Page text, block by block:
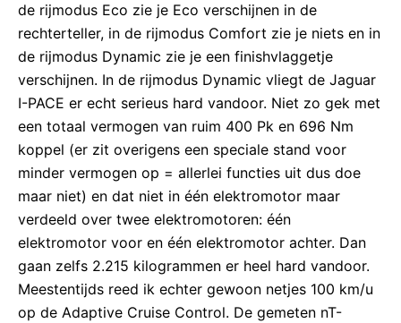
de rijmodus Eco zie je Eco verschijnen in de
rechterteller, in de rijmodus Comfort zie je niets en in
de rijmodus Dynamic zie je een finishvlaggetje
verschijnen. In de rijmodus Dynamic vliegt de Jaguar
I-PACE er echt serieus hard vandoor. Niet zo gek met
een totaal vermogen van ruim 400 Pk en 696 Nm
koppel (er zit overigens een speciale stand voor
minder vermogen op = allerlei functies uit dus doe
maar niet) en dat niet in één elektromotor maar
verdeeld over twee elektromotoren: één
elektromotor voor en één elektromotor achter. Dan
gaan zelfs 2.215 kilogrammen er heel hard vandoor.
Meestentijds reed ik echter gewoon netjes 100 km/u
op de Adaptive Cruise Control. De gemeten nT-